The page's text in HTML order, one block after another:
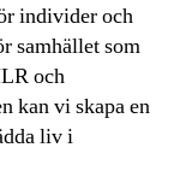
individer och
samhället som
och
kan vi skapa en
liv i